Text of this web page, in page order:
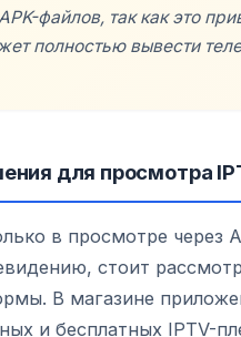
файлов, так как это
полностью вывести
для просмотра
в просмотре через
стоит
В магазине
и бесплатных IPTV-